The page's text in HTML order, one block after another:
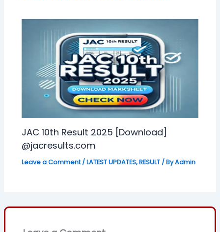
JAC 10th Result 2025 [Download]
@jacresults.com
Leave a Comment /LATEST UPDATES,RESULT / ByAdmin